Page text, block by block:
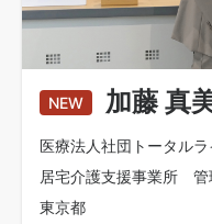
NEW 加藤 真
医療法人社団トータル
居宅介護支援事業所 管
東京都